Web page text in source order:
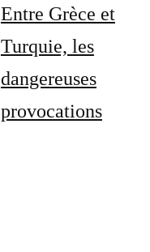
Entre Grèce et
Turquie, les
dangereuses
provocations